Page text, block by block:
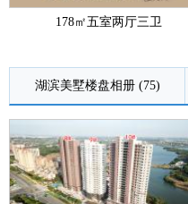
178㎡五室两厅三卫
湖滨美墅楼盘相册 (75)